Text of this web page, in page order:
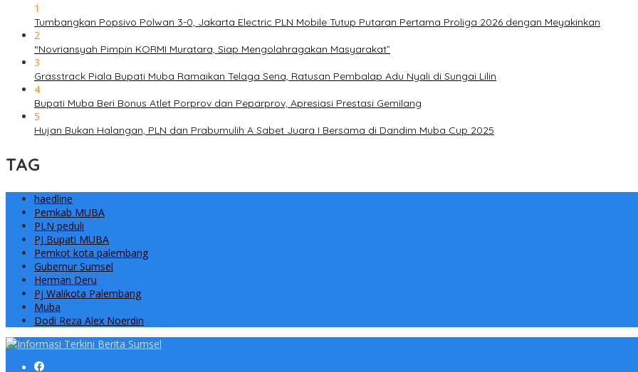
1
Tumbangkan Popsivo Polwan 3-0, Jakarta Electric PLN Mobile Tutup Putaran Pertama Proliga 2026 dengan Meyakinkan
2
“Novriansyah Pimpin KORMI Muratara, Siap Mengolahragakan Masyarakat”
3
Grasstrack Piala Bupati Muba Ramaikan Telaga Sena, Ratusan Pembalap Adu Nyali di Sungai Lilin
4
Bupati Muba Beri Bonus Atlet Porprov dan Peparprov, Apresiasi Prestasi Gemilang
5
Hujan Bukan Halangan, PLN dan Prabumulih A Sabet Juara I Bersama di Dandim Muba Cup 2025
TAG
haedline
Pemkab MUBA
PLN peduli
PJ Bupati MUBA
Pemkot kota palembang
Gubernur Sumsel
Herman Deru
Pj Walikota Palembang
Muba
Dodi Reza Alex Noerdin